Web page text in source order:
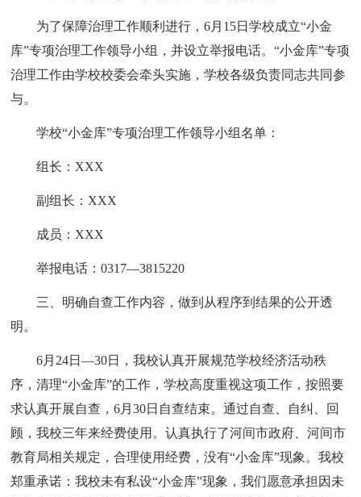
为了保障治理工作顺利进行，6月15日学校成立“小金
库”专项治理工作领导小组，并设立举报电话。“小金库”专项
治理工作由学校校委会牵头实施，学校各级负责同志共同参
与。
学校“小金库”专项治理工作领导小组名单：
组长：XXX
副组长：XXX
成员：XXX
举报电话：0317—3815220
三、明确自查工作内容，做到从程序到结果的公开透
明。
6月24日—30日，我校认真开展规范学校经济活动秩
序，清理“小金库”的工作，学校高度重视这项工作，按照要
求认真开展自查，6月30日自查结束。通过自查、自纠、回
顾，我校三年来经费使用。认真执行了河间市政府、河间市
教育局相关规定，合理使用经费，没有“小金库”现象。我校
郑重承诺：我校未有私设“小金库”现象，我们愿意承担因未